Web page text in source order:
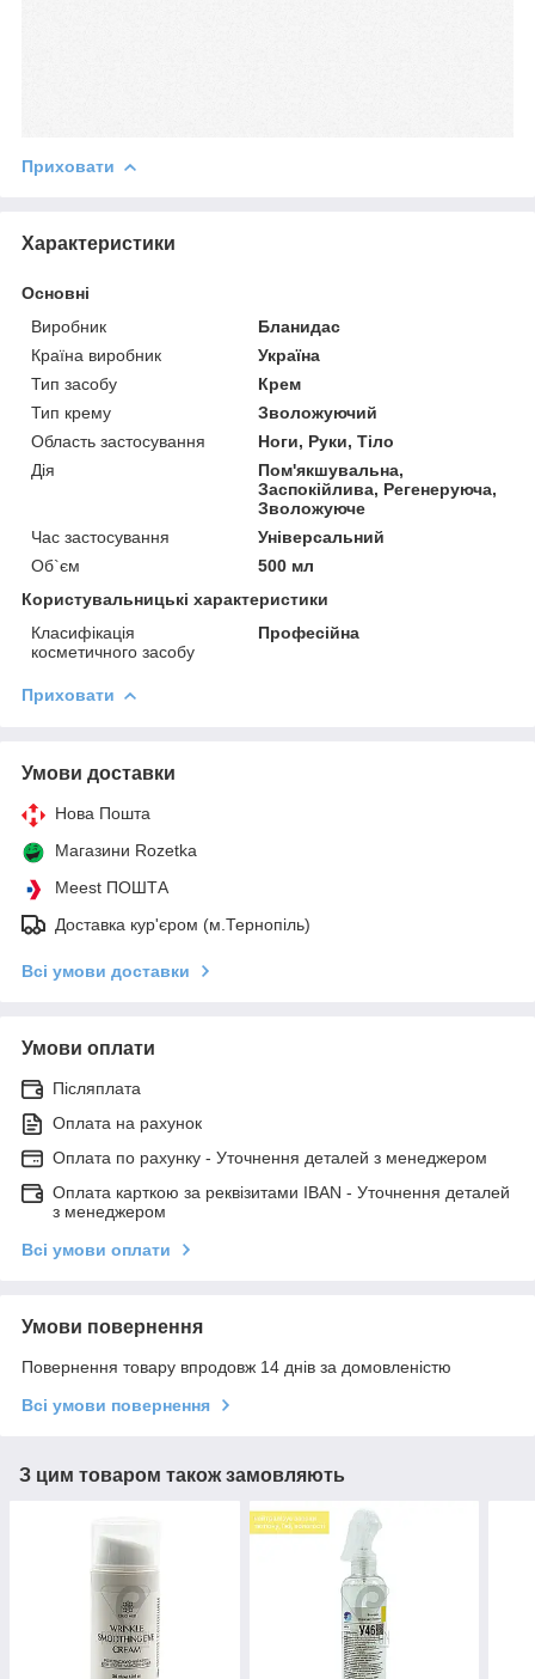
Приховати
Характеристики
Основні
Виробник
Бланидас
Країна виробник
Україна
Тип засобу
Крем
Тип крему
Зволожуючий
Область застосування
Ноги, Руки, Тіло
Дія
Пом'якшувальна,
Заспокійлива, Регенеруюча,
Зволожуюче
Час застосування
Універсальний
Об`єм
500 мл
Користувальницькі характеристики
Класифікація
косметичного засобу
Професійна
Приховати
Умови доставки
Нова Пошта
Магазини Rozetka
Meest ПОШТА
Доставка кур'єром (м.Тернопіль)
Всі умови доставки
Умови оплати
Післяплата
Оплата на рахунок
Оплата по рахунку - Уточнення деталей з менеджером
Оплата карткою за реквізитами IBAN - Уточнення деталей
з менеджером
Всі умови оплати
Умови повернення
Повернення товару впродовж 14 днів за домовленістю
Всі умови повернення
З цим товаром також замовляють